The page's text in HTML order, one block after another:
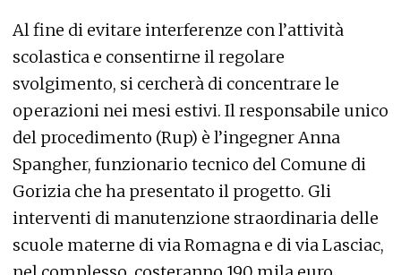
Al fine di evitare interferenze con l’attività
scolastica e consentirne il regolare
svolgimento, si cercherà di concentrare le
operazioni nei mesi estivi. Il responsabile unico
del procedimento (Rup) è l’ingegner Anna
Spangher, funzionario tecnico del Comune di
Gorizia che ha presentato il progetto. Gli
interventi di manutenzione straordinaria delle
scuole materne di via Romagna e di via Lasciac,